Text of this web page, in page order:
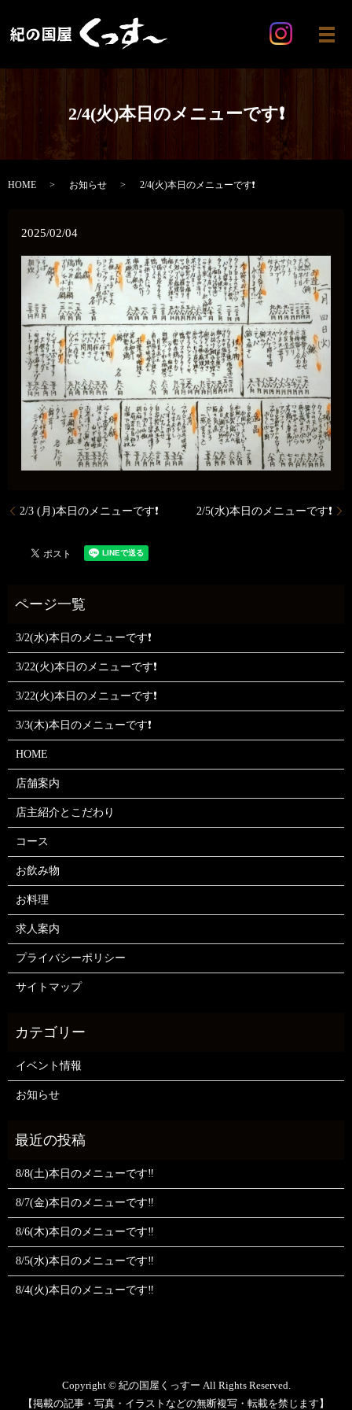
メ
2/4(火)本日のメニューです❗️
HOME お知らせ 2/4(火)本日のメニューです❗️
2025/02/04
2/3 (月)本日のメニューです❗️ 2/5(水)本日のメニューです❗️
3/2(水)本日のメニューです❗
3/22(火)本日のメニューです❗
3/22(火)本日のメニューです❗
3/3(木)本日のメニューです❗
HOME
店舗案内
店主紹介とこだわり
コース
お飲み物
お料理
求人案内
プライバシーポリシー
サイトマップ
イベント情報
お知らせ
8/8(土)本日のメニューです‼️
8/7(金)本日のメニューです‼️
8/6(木)本日のメニューです‼️
8/5(水)本日のメニューです‼️
8/4(火)本日のメニューです‼️
Copyright © 紀の国屋くっすー All Rights Reserved.
【掲載の記事・写真・イラストなどの無断複写・転載を禁じます】